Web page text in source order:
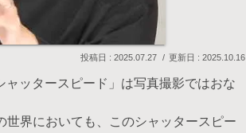
2025.07.27 2025.10.16
ッタースピード」は写真撮影ではおな
界においても、このシャッタースピー